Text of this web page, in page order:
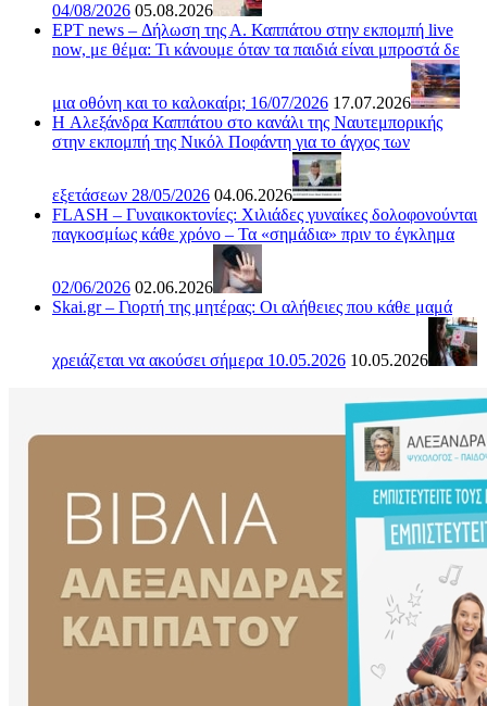
04/08/2026 05.08.2026
ΕΡΤ news – Δήλωση της Α. Καππάτου στην εκπομπή live
now, με θέμα: Τι κάνουμε όταν τα παιδιά είναι μπροστά δε
μια οθόνη και το καλοκαίρι; 16/07/2026 17.07.2026
H Αλεξάνδρα Καππάτου στο κανάλι της Ναυτεμπορικής
στην εκπομπή της Νικόλ Ποφάντη για το άγχος των
εξετάσεων 28/05/2026 04.06.2026
FLASH – Γυναικοκτονίες: Χιλιάδες γυναίκες δολοφονούνται
παγκοσμίως κάθε χρόνο – Τα «σημάδια» πριν το έγκλημα
02/06/2026 02.06.2026
Skai.gr – Γιορτή της μητέρας: Οι αλήθειες που κάθε μαμά
χρειάζεται να ακούσει σήμερα 10.05.2026 10.05.2026